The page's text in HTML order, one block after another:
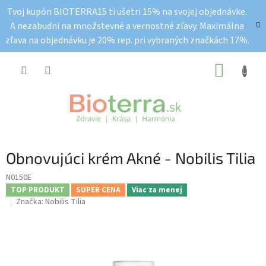
obsah
Tvoj kupón BIOTERRA15 ti ušetri 15% na svojej objednávke.
A nezabudni na množstevné a vernostné zľavy. Maximálna
zľava na objednávku je 20% rep. pri vybraných značkách 17%.
Obnovujúci krém Akné - Nobilis Tilia
N0150E
TOP PRODUKT SUPER CENA Viac za menej
Značka: Nobilis Tilia